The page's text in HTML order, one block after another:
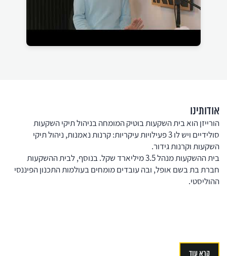
אודותינו
הורייזן הוא בית השקעות בוטיק המומחה בניהול תיקי השקעות
סולידיים ויש לו 3 פעילויות עיקריות: קרנות נאמנות, ניהול תיקי
השקעות וקרנות גידור.
בית ההשקעות מנהל 3.5 מיליארד שקל. בנוסף, לבית ההשקעות
חברת בת בשם אופל, ובה עובדים מומחים בעולמות התכנון הפיננסי
ההוליסטי.
קרא עוד